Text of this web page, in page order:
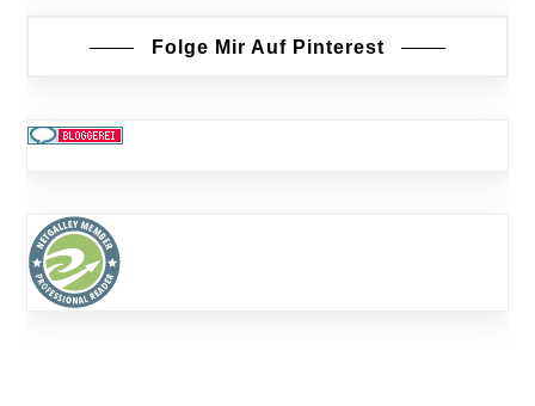
Folge Mir Auf Pinterest